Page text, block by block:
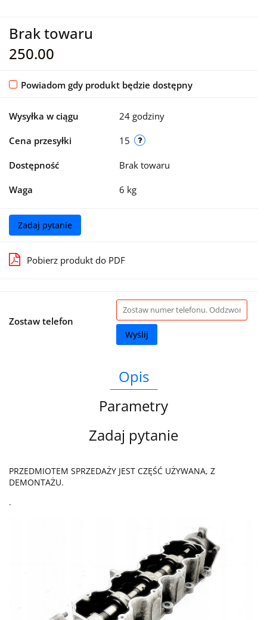
Brak towaru
250.00
Powiadom gdy produkt będzie dostępny
Wysyłka w ciągu 24 godziny
Cena przesyłki 15
Dostępność Brak towaru
Waga 6 kg
Zadaj pytanie
Pobierz produkt do PDF
Zostaw telefon
Wyślij
Opis
Parametry
Zadaj pytanie
PRZEDMIOTEM SPRZEDAŻY JEST CZĘŚĆ UŻYWANA, Z
DEMONTAŻU.
.